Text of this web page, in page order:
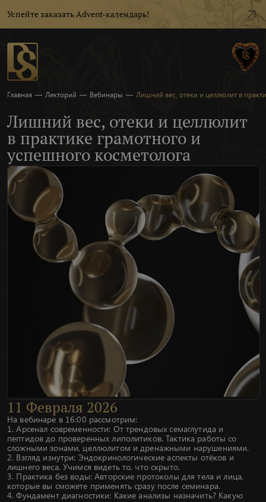
Успейте заказать Advent-календарь!
Главная — Лекторий — Вебинары — Лишний вес, отеки и целлюлит в
Лишний вес, отеки и целлюлит
в практике грамотного и
успешного косметолога
11 Февраля 2026
На вебинаре в 16:00 рассмотрим:
1. Арсенал современности: От трендовых семаглутида и
пептидов до проверенных липолитиков. Тактика работы со
сложными зонами, целлюлитом и дренажными нарушениями.
2. Взгляд изнутри: Эндокринологические аспекты отёков и
лишнего веса. Учимся видеть то, что скрыто.
3. Практика без воды: Авторские протоколы для тела и лица,
которые вы сможете применять сразу после семинара.
4. Фундамент диагностики: Какие анализы назначить? Какую